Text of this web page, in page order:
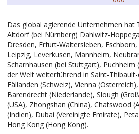
Das global agierende Unternehmen hat
Altdorf (bei Nürnberg) Dahlwitz-
Dresden, Erfurt-Waltersleben,
Leipzig, Leverkusen, Mannheim,
Scharnhausen (bei Stuttgart), Puchheim
der Welt weiterführend in Saint-
Fällanden (Schweiz), Vienna
Barendrecht (Niederlande), Slough
(USA), Zhongshan (China), Chatswood
(Indien), Dubai (Vereinigte Emirate),
Hong Kong (Hong Kong).